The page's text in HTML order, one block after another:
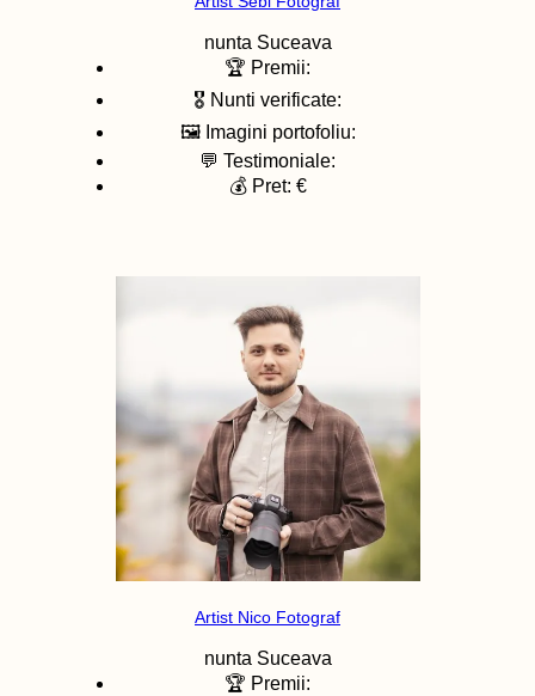
nunta Suceava
🏆 Premii:
🎖️ Nunti verificate:
🖼️ Imagini portofoliu:
💬 Testimoniale:
💰 Pret: €
Artist Nico Fotograf
nunta Suceava
🏆 Premii: